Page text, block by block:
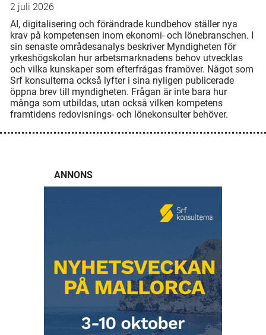
2 juli 2026
AI, digitalisering och förändrade kundbehov ställer nya
krav på kompetensen inom ekonomi- och lönebranschen. I
sin senaste områdesanalys beskriver Myndigheten för
yrkeshögskolan hur arbetsmarknadens behov utvecklas
och vilka kunskaper som efterfrågas framöver. Något som
Srf konsulterna också lyfter i sina nyligen publicerade
öppna brev till myndigheten. Frågan är inte bara hur
många som utbildas, utan också vilken kompetens
framtidens redovisnings- och lönekonsulter behöver.
ANNONS